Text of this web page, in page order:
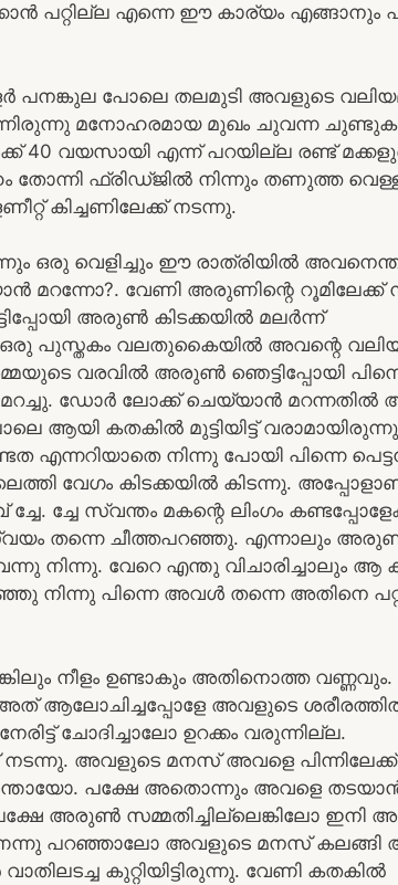
പറ്റില്ല എന്നെ ഈ കാര്യം എങ്ങാനും
പനങ്കുല പോലെ തലമുടി അവളുടെ
മനോഹരമായ മുഖം ചുവന്ന
40 വയസായി എന്ന് പറയില്ല രണ്ട്
തോന്നി ഫ്രിഡ്ജിൽ നിന്നും തണുത്ത
കിച്ചണിലേക്ക് നടന്നു.
ഒരു വെളിച്ചും ഈ രാത്രിയിൽ
വേണി അരുണിന്റെ റൂമിലേക്ക്
അരുൺ കിടക്കയിൽ മലർന്ന്
പുസ്തകം വലതുകൈയിൽ അവന്റെ
വരവിൽ അരുൺ ഞെട്ടിപ്പോയി
മറച്ചു. ഡോർ ലോക്ക് ചെയ്യാൻ
ആയി കതകിൽ മുട്ടിയിട്ട്
എന്നറിയാതെ നിന്നു പോയി പിന്നെ
വേഗം കിടക്കയിൽ കിടന്നു.
ച്ചേ സ്വന്തം മകന്റെ ലിംഗം
തന്നെ ചീത്തപറഞ്ഞു. എന്നാലും
നിന്നു. വേറെ എന്തു വിചാരിച്ചാലും ആ
നിന്നു പിന്നെ അവൾ തന്നെ അതിനെ
നീളം ഉണ്ടാകും അതിനൊത്ത വണ്ണവും.
അത് ആലോചിച്ചപ്പോളേ അവളുടെ
ചോദിച്ചാലോ ഉറക്കം വരുന്നില്ല.
അവളുടെ മനസ് അവളെ പിന്നിലേക്ക്
പക്ഷേ അതൊന്നും അവളെ
അരുൺ സമ്മതിച്ചില്ലെങ്കിലോ ഇനി
പറഞ്ഞാലോ അവളുടെ മനസ്
കുറ്റിയിട്ടിരുന്നു. വേണി കതകിൽ